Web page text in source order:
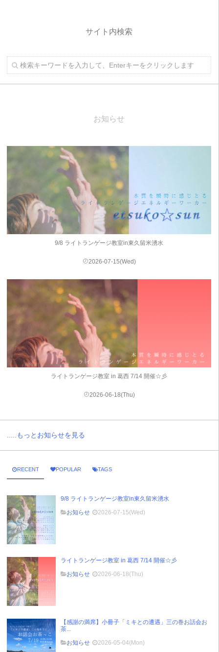
サイト内検索
お知らせ
9/8 ライトランゲージ教室in東久留米湧水
2026-07-15(Wed)
ライトランゲージ教室 in 葛西 7/14 開催☆彡
2026-06-18(Thu)
.....もっとお知らせを見る
RECENT POPULAR TAGS
9/8 ライトランゲージ教室in東久留米湧水
お知らせ
2026-07-15(Wed)
ライトランゲージ教室 in 葛西 7/14 開催☆彡
お知らせ
2026-06-18(Thu)
【感謝の満席】小冊子「ミキとの遭遇」三の巻お話会お
茶...
お知らせ
2026-05-04(Mon)